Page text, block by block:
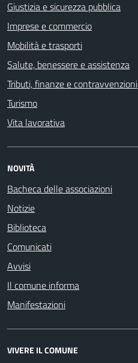
Giustizia e sicurezza pubblica
Imprese e commercio
Mobilità e trasporti
Salute, benessere e assistenza
Tributi, finanze e contravvenzioni
Turismo
Vita lavorativa
NOVITÀ
Bacheca delle associazioni
Notizie
Biblioteca
Comunicati
Avvisi
Il comune informa
Manifestazioni
VIVERE IL COMUNE